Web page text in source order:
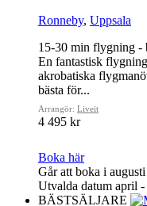
Ronneby, Uppsala
15-30 min flygning -
En fantastisk
akrobatiska
bästa för...
Arrangör: Liveit
4 495 kr
Boka här
Går att boka i augusti
Utvalda datum april
BÄSTSÄLJARE